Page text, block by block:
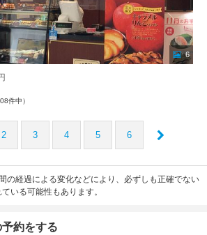
6
件中）
2 3 4 5 6
の経過による変化などにより、必ずしも正確でない
いる可能性もあります。
約をする